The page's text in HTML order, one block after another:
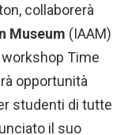
collaborerà
Museum (IAAM)
Time
opportunità
studenti di tutte
il suo